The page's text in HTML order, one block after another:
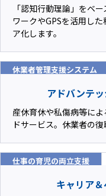
「認知行動理論」をベ
ワークやGPSを活用し
ア化します。
休業者管理支援システム
アドバンテ
産休育休や私傷病等に
ドサービス。休業者の
仕事の育児の両立支援
キャリア